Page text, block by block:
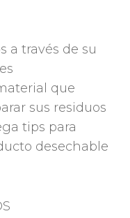
a través de su
que
sus residuos
tips para
desechable